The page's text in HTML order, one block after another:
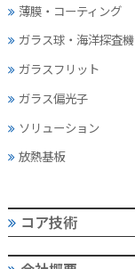
薄膜・コーティング
ガラス球・海洋探査機
ガラスフリット
ガラス偏光子
ソリューション
放熱基板
コア技術